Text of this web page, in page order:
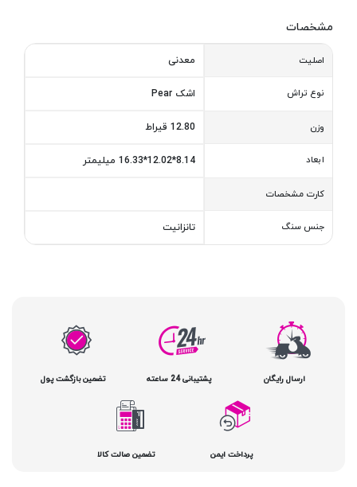
مشخصات
اصلیت معدنی
نوع تراش اشک Pear
وزن 12.80 قیراط
ابعاد 8.14*12.02*16.33 میلیمتر
کارت مشخصات
جنس سنگ تانزانیت
ارسال رایگان پشتیبانی 24 ساعته تضمین بازگشت پول
پرداخت ایمن تضمین صالت کالا